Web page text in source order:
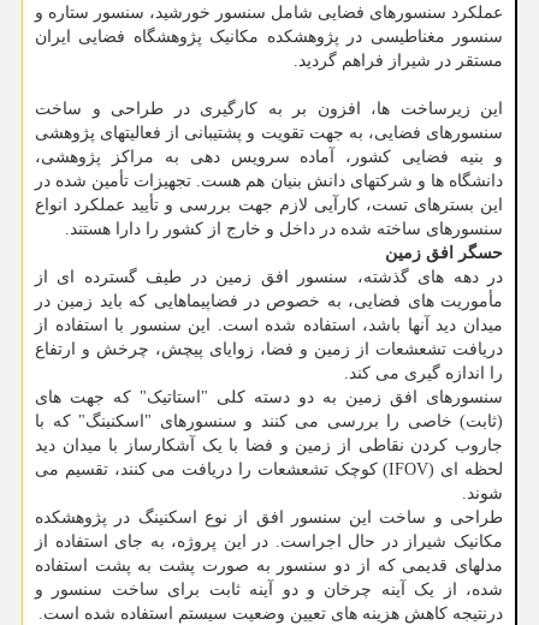
عملکرد سنسورهای فضایی شامل سنسور خورشید، سنسور ستاره و
سنسور مغناطیسی در پژوهشکده مکانیک پژوهشگاه فضایی ایران
مستقر در شیراز فراهم گردید.
این زیرساخت ها، افزون بر به کارگیری در طراحی و ساخت
سنسورهای فضایی، به جهت تقویت و پشتیبانی از فعالیتهای پژوهشی
و بنیه فضایی کشور، آماده سرویس دهی به مراکز پژوهشی،
دانشگاه ها و شرکتهای دانش بنیان هم هست. تجهیزات تأمین شده در
این بسترهای تست، کارآیی لازم جهت بررسی و تأیید عملکرد انواع
سنسورهای ساخته شده در داخل و خارج از کشور را دارا هستند.
حسگر افق زمین
در دهه های گذشته، سنسور افق زمین در طیف گسترده ای از
مأموریت های فضایی، به خصوص در فضاپیماهایی که باید زمین در
میدان دید آنها باشد، استفاده شده است. این سنسور با استفاده از
دریافت تشعشعات از زمین و فضا، زوایای پیچش، چرخش و ارتفاع
را اندازه گیری می کند.
سنسورهای افق زمین به دو دسته کلی "استاتیک" که جهت های
(ثابت) خاصی را بررسی می کنند و سنسورهای "اسکنینگ" که با
جاروب کردن نقاطی از زمین و فضا با یک آشکارساز با میدان دید
لحظه ای (IFOV) کوچک تشعشعات را دریافت می کنند، تقسیم می
شوند.
طراحی و ساخت این سنسور افق از نوع اسکنینگ در پژوهشکده
مکانیک شیراز در حال اجراست. در این پروژه، به جای استفاده از
مدلهای قدیمی که از دو سنسور به صورت پشت به پشت استفاده
شده، از یک آینه چرخان و دو آینه ثابت برای ساخت سنسور و
درنتیجه کاهش هزینه های تعیین وضعیت سیستم استفاده شده است.